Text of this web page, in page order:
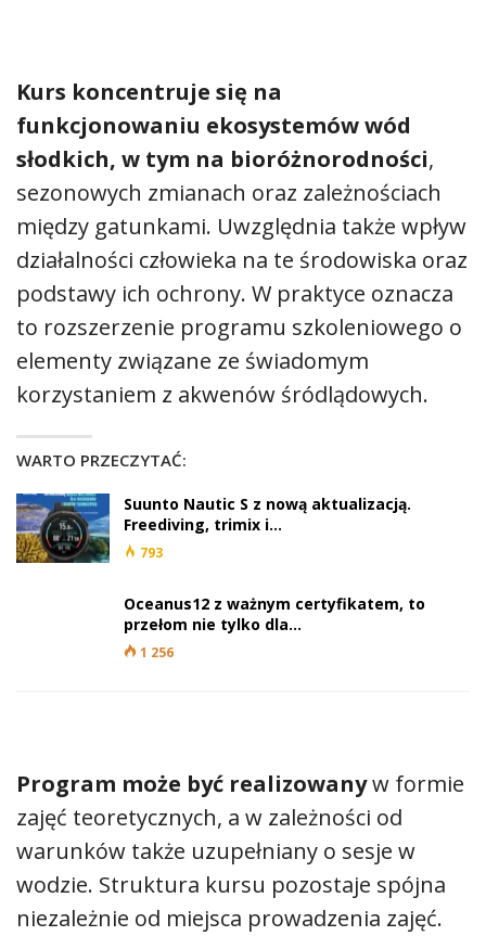
Kurs koncentruje się na
funkcjonowaniu ekosystemów wód
słodkich, w tym na bioróżnorodności,
sezonowych zmianach oraz zależnościach
między gatunkami. Uwzględnia także wpływ
działalności człowieka na te środowiska oraz
podstawy ich ochrony. W praktyce oznacza
to rozszerzenie programu szkoleniowego o
elementy związane ze świadomym
korzystaniem z akwenów śródlądowych.
WARTO PRZECZYTAĆ:
Suunto Nautic S z nową aktualizacją.
Freediving, trimix i…
793
Oceanus12 z ważnym certyfikatem, to
przełom nie tylko dla…
1 256
Program może być realizowanyw formie
zajęć teoretycznych, a w zależności od
warunków także uzupełniany o sesje w
wodzie. Struktura kursu pozostaje spójna
niezależnie od miejsca prowadzenia zajęć.